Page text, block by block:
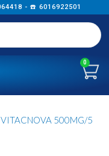
- ☎️ 6016922501
0
500MG/5